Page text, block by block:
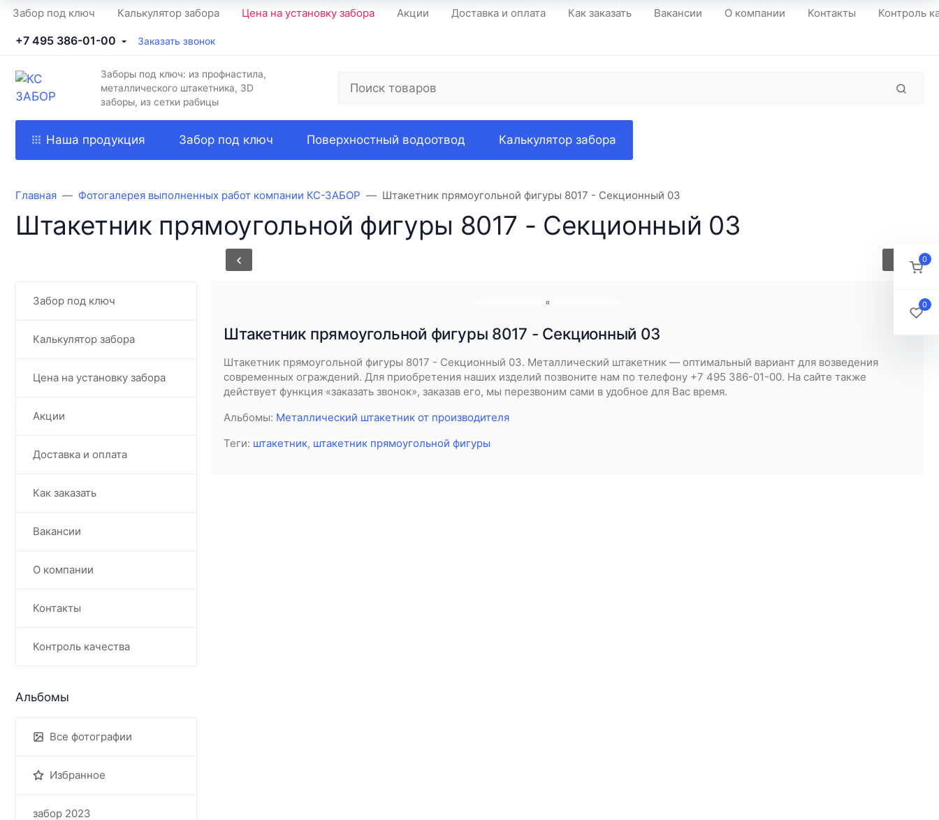
Забор под ключ Калькулятор забора Цена на установку забора Акции Доставка и оплата Как заказать Вакансии О компании Контакты Контроль
+7 495 386-01-00 Заказать звонок
Заборы под ключ: из профнастила,
металлического штакетника, 3D
заборы, из сетки рабицы
Наша продукция Забор под ключ Поверхностный водоотвод Калькулятор забора
Главная Фотогалерея выполненных работ компании КС-ЗАБОР Штакетник прямоугольной фигуры 8017 - Секционный 03
Штакетник прямоугольной фигуры 8017 - Секционный 03
Забор под ключ
Калькулятор забора
Цена на установку забора
Акции
Доставка и оплата
Как заказать
Вакансии
О компании
Контакты
Контроль качества
Альбомы
Все фотографии
Избранное
забор 2023
Штакетник прямоугольной фигуры 8017 - Секционный 03
Штакетник прямоугольной фигуры 8017 - Секционный 03. Металлический штакетник — оптимальный вариант для возведения
современных ограждений. Для приобретения наших изделий позвоните нам по телефону +7 495 386-01-00. На сайте также
действует функция «заказать звонок», заказав его, мы перезвоним сами в удобное для Вас время.
Альбомы: Металлический штакетник от производителя
Теги: штакетник, штакетник прямоугольной фигуры
0
0